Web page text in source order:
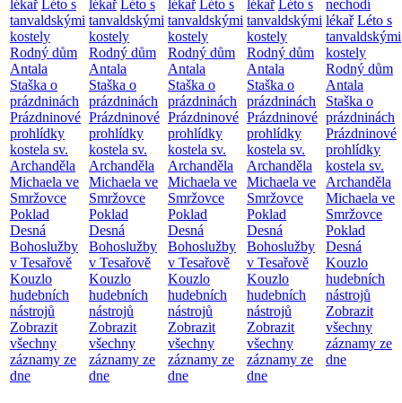
lékař Léto s
tanvaldskými
kostely
Rodný dům
Antala
Staška o
prázdninách
Prázdninové
prohlídky
kostela sv.
Archanděla
Michaela ve
Smržovce
Poklad
Desná
Bohoslužby
v Tesařově
Kouzlo
hudebních
nástrojů
Zobrazit
všechny
záznamy ze
dne
lékař Léto s
tanvaldskými
kostely
Rodný dům
Antala
Staška o
prázdninách
Prázdninové
prohlídky
kostela sv.
Archanděla
Michaela ve
Smržovce
Poklad
Desná
Bohoslužby
v Tesařově
Kouzlo
hudebních
nástrojů
Zobrazit
všechny
záznamy ze
dne
lékař Léto s
tanvaldskými
kostely
Rodný dům
Antala
Staška o
prázdninách
Prázdninové
prohlídky
kostela sv.
Archanděla
Michaela ve
Smržovce
Poklad
Desná
Bohoslužby
v Tesařově
Kouzlo
hudebních
nástrojů
Zobrazit
všechny
záznamy ze
dne
lékař Léto s
tanvaldskými
kostely
Rodný dům
Antala
Staška o
prázdninách
Prázdninové
prohlídky
kostela sv.
Archanděla
Michaela ve
Smržovce
Poklad
Desná
Bohoslužby
v Tesařově
Kouzlo
hudebních
nástrojů
Zobrazit
všechny
záznamy ze
dne
nechodí
lékař Léto s
tanvaldskými
kostely
Rodný dům
Antala
Staška o
prázdninách
Prázdninové
prohlídky
kostela sv.
Archanděla
Michaela ve
Smržovce
Poklad
Desná
Kouzlo
hudebních
nástrojů
Zobrazit
všechny
záznamy ze
dne